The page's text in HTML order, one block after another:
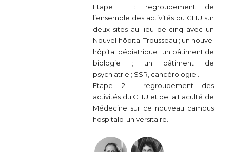
Etape 1 : regroupement de
l’ensemble des activités du CHU sur
deux sites au lieu de cinq avec un
Nouvel hôpital Trousseau ; un nouvel
hôpital pédiatrique ; un bâtiment de
biologie ; un bâtiment de
psychiatrie ; SSR, cancérologie…
Etape 2 : regroupement des
activités du CHU et de la Faculté de
Médecine sur ce nouveau campus
hospitalo-universitaire.